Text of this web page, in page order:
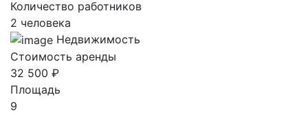
Количество работников
2 человека
Недвижимость
Стоимость аренды
32 500 ₽
Площадь
9